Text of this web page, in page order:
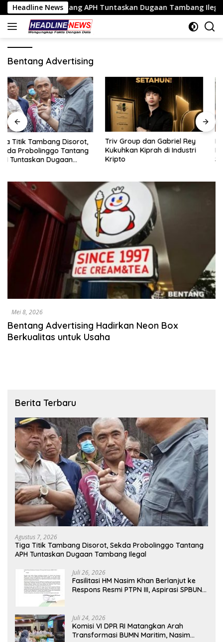
Langsung
ke
konten
Headline News
Tantang APH Tuntaskan Dugaan Tambang Ilegal
Bentang Advertising
Triv Group dan Gabriel Rey
Kukuhkan Kiprah di Industri
Kripto
Nasim Khan Bersama Sufmi
Dasco Dorong Dialog SPBUN
SGN–PTPN, Silaturahmi di
Mei 8, 2026
Bentang Advertising Hadirkan Neon Box
Berkualitas untuk Usaha
Berita Terbaru
Agustus 7, 2026
Tiga Titik Tambang Disorot, Sekda Probolinggo Tantang
APH Tuntaskan Dugaan Tambang Ilegal
Juli 26, 2026
Fasilitasi HM Nasim Khan Berlanjut ke
Respons Resmi PTPN III, Aspirasi SPBUN
Juli 24, 2026
Komisi VI DPR RI Matangkan Arah
Transformasi BUMN Maritim, Nasim